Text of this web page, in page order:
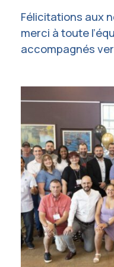
Félicitations aux
merci à toute
accompagnés